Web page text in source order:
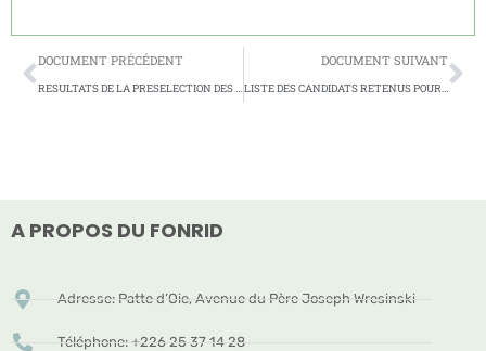
DOCUMENT PRÉCÉDENT
RESULTATS DE LA PRESELECTION DES PROPOSITIONS COMPLETES SUITE A L’APPEL SPECIAL JEUNES RESULTATS DE LA PRESELECTION DES PROPOSITIONS COMPLETES SUITE A L’APPEL SPECIAL JEUNES
DOCUMENT SUIVANT
LISTE DES CANDIDATS RETENUS POUR LES SESSIONS DE FORMATION 2023 EN TECHNIQUE DE REDACTION DES PROJETS ET PROGRAMMES DE RECHERCHE ET D’INNOVATION
A PROPOS DU FONRID
Adresse: Patte d’Oie, Avenue du Père Joseph Wresinski
Téléphone: +226 25 37 14 28